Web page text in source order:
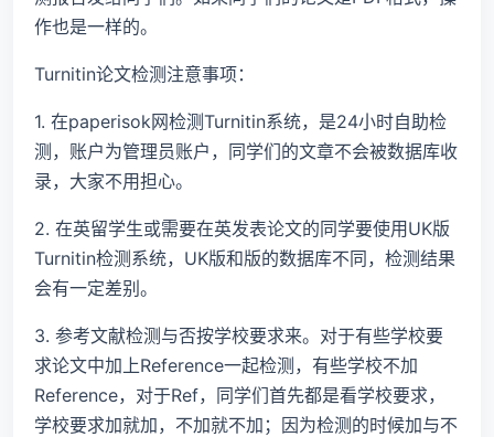
作也是一样的。
Turnitin论文检测注意事项：
1. 在paperisok网检测Turnitin系统，是24小时自助检
测，账户为管理员账户，同学们的文章不会被数据库收
录，大家不用担心。
2. 在英留学生或需要在英发表论文的同学要使用UK版
Turnitin检测系统，UK版和版的数据库不同，检测结果
会有一定差别。
3. 参考文献检测与否按学校要求来。对于有些学校要
求论文中加上Reference一起检测，有些学校不加
Reference，对于Ref，同学们首先都是看学校要求，
学校要求加就加，不加就不加；因为检测的时候加与不